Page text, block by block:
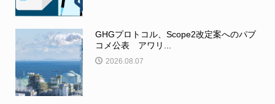
GHGプロトコル、Scope2改定案へのパブ
コメ公表 アワリ...
2026.08.07